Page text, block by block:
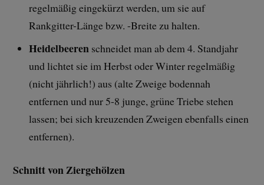
regelmäßig eingekürzt werden, um sie auf
Rankgitter-Länge bzw. -Breite zu halten.
Heidelbeeren schneidet man ab dem 4. Standjahr
und lichtet sie im Herbst oder Winter regelmäßig
(nicht jährlich!) aus (alte Zweige bodennah
entfernen und nur 5-8 junge, grüne Triebe stehen
lassen; bei sich kreuzenden Zweigen ebenfalls einen
entfernen).
Schnitt von Ziergehölzen